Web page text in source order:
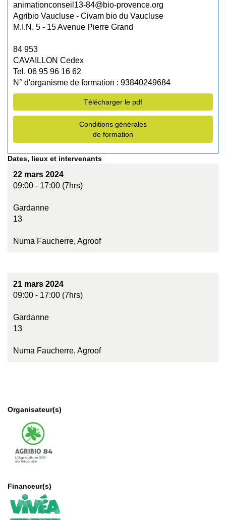
animationconseil13-84@bio-provence.org
Agribio Vaucluse - Civam bio du Vaucluse
M.I.N. 5 - 15 Avenue Pierre Grand
84 953
CAVAILLON Cedex
Tel. 06 95 96 16 62
N° d'organisme de formation : 93840249684
Télécharger le pdf
Conditions générales
de formation
Dates, lieux et intervenants
22 mars 2024
09:00 - 17:00 (7hrs)
Gardanne
13
Numa Faucherre, Agroof
21 mars 2024
09:00 - 17:00 (7hrs)
Gardanne
13
Numa Faucherre, Agroof
Organisateur(s)
Financeur(s)